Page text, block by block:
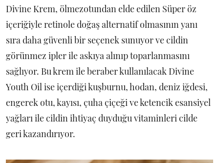
Divine Krem, ölmezotundan elde edilen Süper öz
içeriğiyle retinole doğaş alternatif olmasının yanı
sıra daha güvenli bir seçenek sunuyor ve cildin
görünmez ipler ile askıya alınıp toparlanmasını
sağlıyor. Bu krem ile beraber kullanılacak Divine
Youth Oil ise içerdiği kuşburnu, hodan, deniz iğdesi,
engerek otu, kayısı, çuha çiçeği ve ketencik esansiyel
yağları ile cildin ihtiyaç duyduğu vitaminleri cilde
geri kazandırıyor.